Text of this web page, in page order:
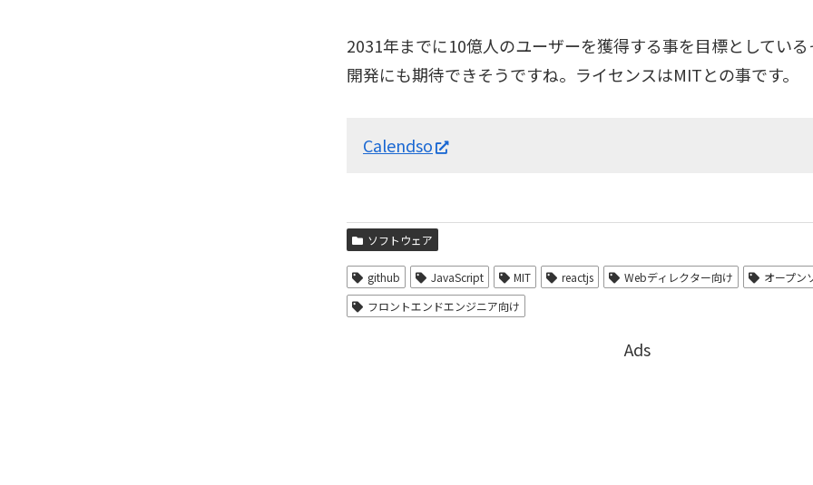
2031年までに10億人のユーザーを獲得する事を目標としてい
開発にも期待できそうですね。ライセンスはMITとの事です。
Calendso
ソフトウェア
github JavaScript MIT reactjs Webディレクター向け
オープン
フロントエンドエンジニア向け
Ads